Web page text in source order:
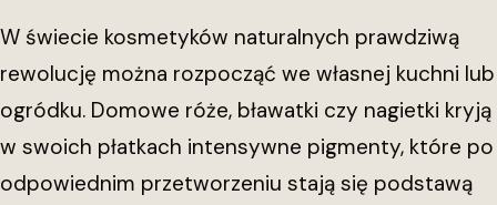
W świecie kosmetyków naturalnych prawdziwą
rewolucję można rozpocząć we własnej kuchni lub
ogródku. Domowe róże, bławatki czy nagietki kryją
w swoich płatkach intensywne pigmenty, które po
odpowiednim przetworzeniu stają się podstawą